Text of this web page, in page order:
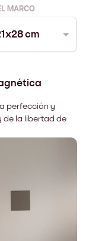
MARCO
cm
perfección y
de la libertad de